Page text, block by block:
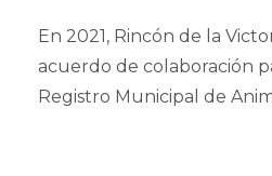
En 2021, Rincón de la
acuerdo de colaboración
Registro Municipal de